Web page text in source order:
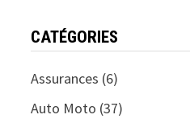
CATÉGORIES
Assurances (6)
Auto Moto (37)